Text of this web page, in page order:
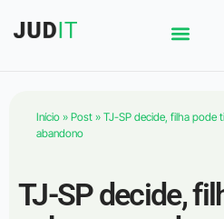
Início » Post » TJ-SP decide, filha pode
abandono
TJ-SP decide,